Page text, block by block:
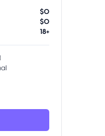
$0
$0
18+